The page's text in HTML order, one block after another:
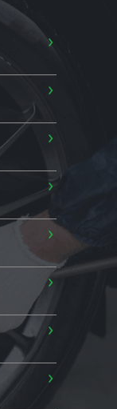
›
›
›
›
›
›
›
›